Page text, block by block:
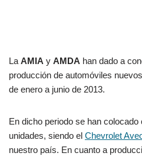
La AMIA y AMDA han dado a
producción de automóviles
de enero a junio de 2013.
En dicho periodo se han
unidades, siendo el Chevrolet
nuestro país. En cuanto a